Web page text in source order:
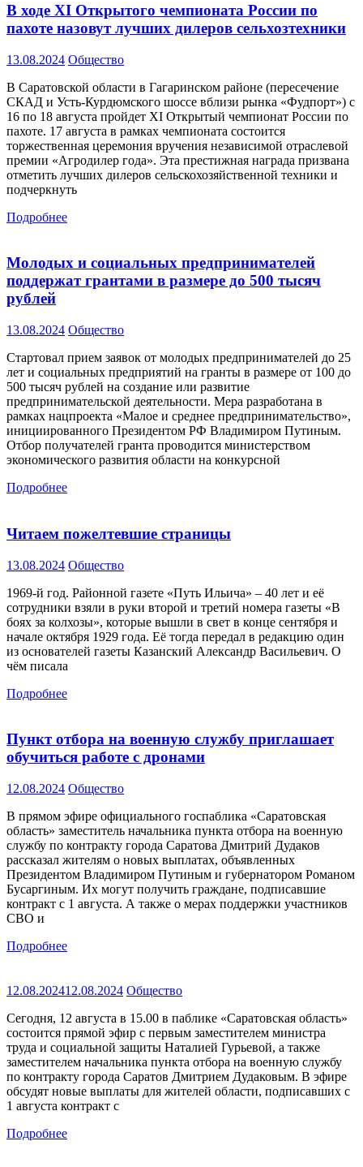
В ходе XI Открытого чемпионата России по
пахоте назовут лучших дилеров сельхозтехники
13.08.2024 Общество
В Саратовской области в Гагаринском районе (пересечение
СКАД и Усть-Курдюмского шоссе вблизи рынка «Фудпорт») с
16 по 18 августа пройдет XI Открытый чемпионат России по
пахоте. 17 августа в рамках чемпионата состоится
торжественная церемония вручения независимой отраслевой
премии «Агродилер года». Эта престижная награда призвана
отметить лучших дилеров сельскохозяйственной техники и
подчеркнуть
Подробнее
Молодых и социальных предпринимателей
поддержат грантами в размере до 500 тысяч
рублей
13.08.2024 Общество
Стартовал прием заявок от молодых предпринимателей до 25
лет и социальных предприятий на гранты в размере от 100 до
500 тысяч рублей на создание или развитие
предпринимательской деятельности. Мера разработана в
рамках нацпроекта «Малое и среднее предпринимательство»,
инициированного Президентом РФ Владимиром Путиным.
Отбор получателей гранта проводится министерством
экономического развития области на конкурсной
Подробнее
Читаем пожелтевшие страницы
13.08.2024 Общество
1969-й год. Районной газете «Путь Ильича» – 40 лет и её
сотрудники взяли в руки второй и третий номера газеты «В
боях за колхозы», которые вышли в свет в конце сентября и
начале октября 1929 года. Её тогда передал в редакцию один
из основателей газеты Казанский Александр Васильевич. О
чём писала
Подробнее
Пункт отбора на военную службу приглашает
обучиться работе с дронами
12.08.2024 Общество
В прямом эфире официального госпаблика «Саратовская
область» заместитель начальника пункта отбора на военную
службу по контракту города Саратова Дмитрий Дудаков
рассказал жителям о новых выплатах, объявленных
Президентом Владимиром Путиным и губернатором Романом
Бусаргиным. Их могут получить граждане, подписавшие
контракт с 1 августа. А также о мерах поддержки участников
СВО и
Подробнее
12.08.202412.08.2024 Общество
Сегодня, 12 августа в 15.00 в паблике «Саратовская область»
состоится прямой эфир с первым заместителем министра
труда и социальной защиты Наталией Гурьевой, а также
заместителем начальника пункта отбора на военную службу
по контракту города Саратов Дмитрием Дудаковым. В эфире
обсудят новые выплаты для жителей области, подписавших с
1 августа контракт с
Подробнее